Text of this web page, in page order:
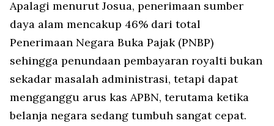
Apalagi menurut Josua, penerimaan sumber
daya alam mencakup 46% dari total
Penerimaan Negara Buka Pajak (PNBP)
sehingga penundaan pembayaran royalti bukan
sekadar masalah administrasi, tetapi dapat
mengganggu arus kas APBN, terutama ketika
belanja negara sedang tumbuh sangat cepat.